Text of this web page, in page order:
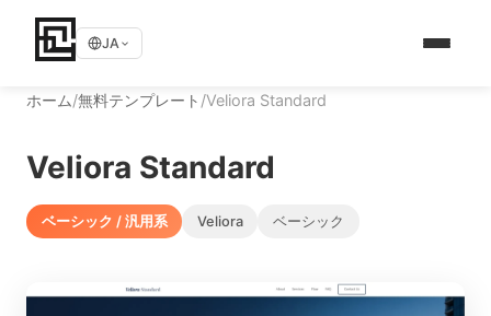
JA
ホーム/無料テンプレート /Veliora Standard
Veliora Standard
ベーシック / 汎用系 Veliora ベーシック